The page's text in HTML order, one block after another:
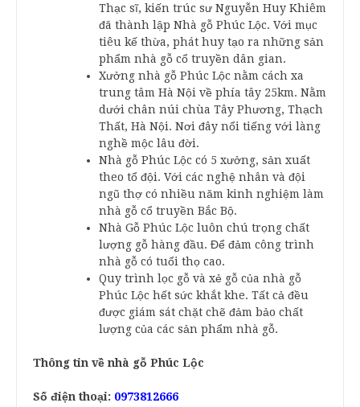
Thạc sĩ, kiến trúc sư Nguyễn Huy Khiêm
đã thành lập Nhà gỗ Phúc Lộc. Với mục
tiêu kế thừa, phát huy tạo ra những sản
phẩm nhà gỗ cổ truyền dân gian.
Xưởng nhà gỗ Phúc Lộc nằm cách xa
trung tâm Hà Nội về phía tây 25km. Nằm
dưới chân núi chùa Tây Phương, Thạch
Thất, Hà Nội. Nơi đây nổi tiếng với làng
nghề mộc lâu đời.
Nhà gỗ Phúc Lộc có 5 xưởng, sản xuất
theo tổ đội. Với các nghệ nhân và đội
ngũ thợ có nhiều năm kinh nghiệm làm
nhà gỗ cổ truyền Bắc Bộ.
Nhà Gỗ Phúc Lộc luôn chú trọng chất
lượng gỗ hàng đầu. Để đảm công trình
nhà gỗ có tuổi thọ cao.
Quy trình lọc gỗ và xẻ gỗ của nhà gỗ
Phúc Lộc hết sức khắt khe. Tất cả đều
được giám sát chặt chẽ đảm bảo chất
lượng của các sản phẩm nhà gỗ.
Thông tin về nhà gỗ Phúc Lộc
Số điện thoại: 0973812666